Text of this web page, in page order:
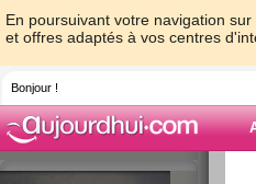
En poursuivant votre navigation
et offres adaptés à vos centres
Bonjour !